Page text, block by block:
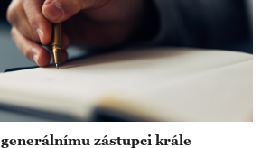
zástupci krále